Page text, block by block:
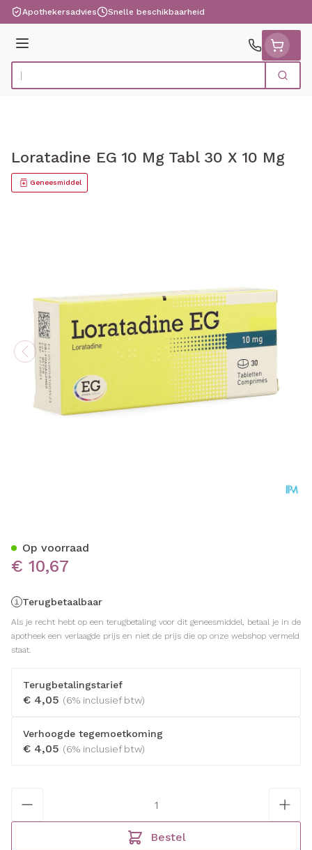
Ga naar de inhoud
Apothekersadvies Snelle beschikbaarheid
Menu
Product, merk, categorie... Zoek
Loratadine EG 10 Mg Tabl 30 X 10 Mg
Geneesmiddel
€ 10,67
Terugbetaalbaar
Als je recht hebt op een terugbetaling voor dit geneesmiddel, betaal je in de
apotheek een verlaagde prijs en niet de prijs die op onze webshop vermeld
staat.
Terugbetalingstarief
€ 4,05 (6% inclusief btw)
Verhoogde tegemoetkoming
€ 4,05 (6% inclusief btw)
Bestel
Op voorraad